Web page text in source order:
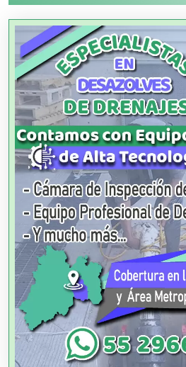
Agencias Aduanales
Agencias de Autos
Agencias de Cobranza
Agencias de Colocación
Agencias de Modelos
Agencias de Publicidad
Agencias de Viajes